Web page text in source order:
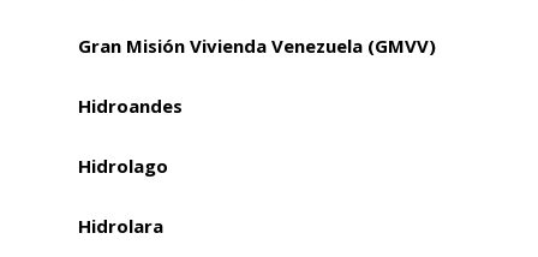
Gran Misión Vivienda Venezuela (GMVV)
Hidroandes
Hidrolago
Hidrolara